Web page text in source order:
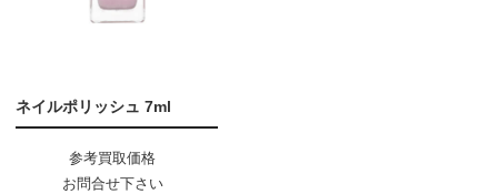
ネイルポリッシュ 7ml
参考買取価格
お問合せ下さい